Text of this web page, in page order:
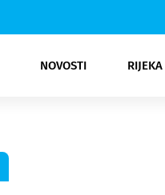
NOVOSTI
Rijeka Opatija
NK
Moda
Kultura